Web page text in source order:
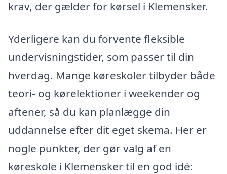
krav, der gælder for kørsel i Klemensker.
Yderligere kan du forvente fleksible
undervisningstider, som passer til din
hverdag. Mange køreskoler tilbyder både
teori- og kørelektioner i weekender og
aftener, så du kan planlægge din
uddannelse efter dit eget skema. Her er
nogle punkter, der gør valg af en
køreskole i Klemensker til en god idé: